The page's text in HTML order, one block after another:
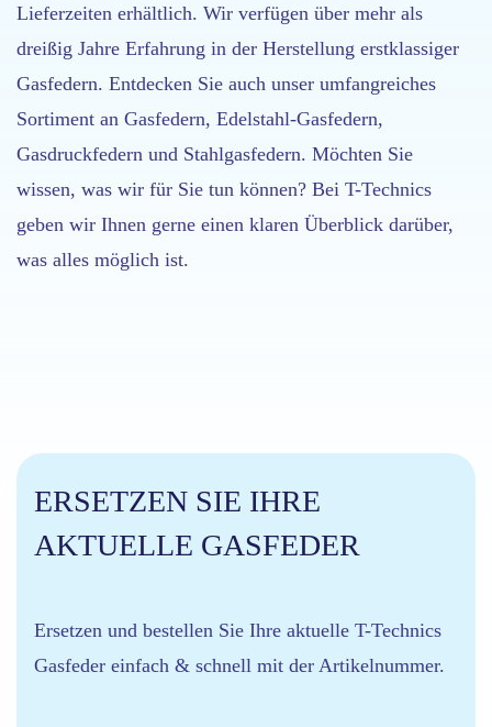
Lieferzeiten erhältlich. Wir verfügen über mehr als
dreißig Jahre Erfahrung in der Herstellung erstklassiger
Gasfedern. Entdecken Sie auch unser umfangreiches
Sortiment an Gasfedern, Edelstahl-Gasfedern,
Gasdruckfedern und Stahlgasfedern. Möchten Sie
wissen, was wir für Sie tun können? Bei T-Technics
geben wir Ihnen gerne einen klaren Überblick darüber,
was alles möglich ist.
ERSETZEN SIE IHRE
AKTUELLE GASFEDER
Ersetzen und bestellen Sie Ihre aktuelle T-Technics
Gasfeder einfach & schnell mit der Artikelnummer.